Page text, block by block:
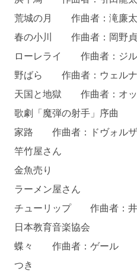
荒城の月 作曲者：滝廉
春の小川 作曲者：岡野
ローレライ 作曲者：ジル
野ばら 作曲者：ウェル
天国と地獄 作曲者：オッ
歌劇「魔弾の射手」序曲
家路 作曲者：ドヴォルザ
竿竹屋さん
金魚売り
ラーメン屋さん
チューリップ 作曲者：井
日本教育音楽協会
蝶々 作曲者：ゲール
つき